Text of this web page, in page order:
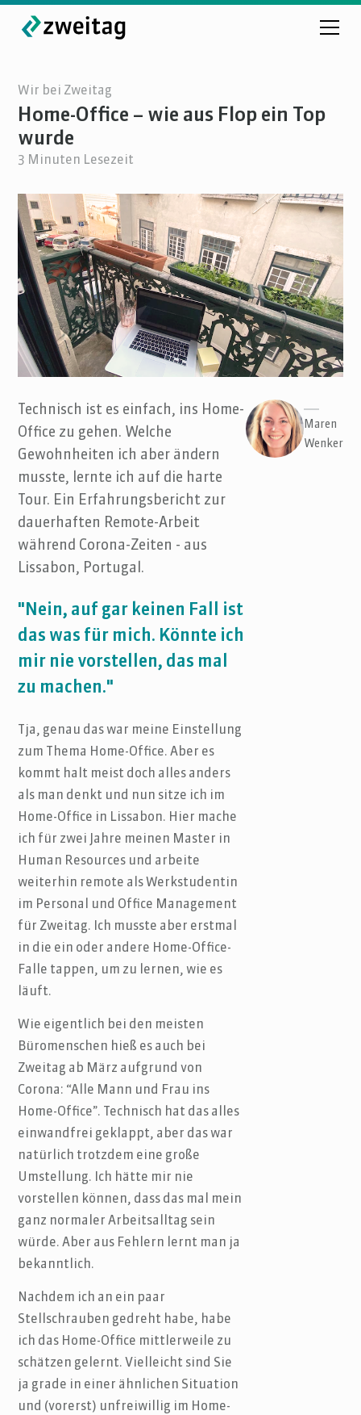
Wir bei Zweitag
Home-Office – wie aus Flop ein Top
wurde
3 Minuten Lesezeit
Technisch ist es einfach, ins Home-
Office zu gehen. Welche
Gewohnheiten ich aber ändern
musste, lernte ich auf die harte
Tour. Ein Erfahrungsbericht zur
dauerhaften Remote-Arbeit
während Corona-Zeiten - aus
Lissabon, Portugal.
"Nein, auf gar keinen Fall ist
das was für mich. Könnte ich
mir nie vorstellen, das mal
zu machen."
Tja, genau das war meine Einstellung
zum Thema Home-Office. Aber es
kommt halt meist doch alles anders
als man denkt und nun sitze ich im
Home-Office in Lissabon. Hier mache
ich für zwei Jahre meinen Master in
Human Resources und arbeite
weiterhin remote als Werkstudentin
im Personal und Office Management
für Zweitag. Ich musste aber erstmal
in die ein oder andere Home-Office-
Falle tappen, um zu lernen, wie es
läuft.
Wie eigentlich bei den meisten
Büromenschen hieß es auch bei
Zweitag ab März aufgrund von
Corona: “Alle Mann und Frau ins
Home-Office”. Technisch hat das alles
einwandfrei geklappt, aber das war
natürlich trotzdem eine große
Umstellung. Ich hätte mir nie
vorstellen können, dass das mal mein
ganz normaler Arbeitsalltag sein
würde. Aber aus Fehlern lernt man ja
bekanntlich.
Nachdem ich an ein paar
Stellschrauben gedreht habe, habe
ich das Home-Office mittlerweile zu
schätzen gelernt. Vielleicht sind Sie
ja grade in einer ähnlichen Situation
und (vorerst) unfreiwillig im Home-
Maren
Wenker